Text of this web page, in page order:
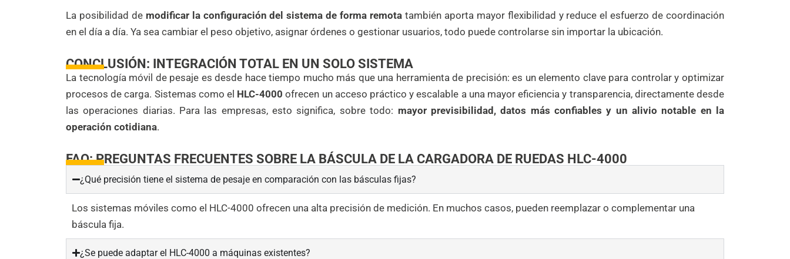
La posibilidad de modificar la configuración del sistema de forma remota también aporta mayor flexibilidad y reduce el esfuerzo de coordinación
en el día a día. Ya sea cambiar el peso objetivo, asignar órdenes o gestionar usuarios, todo puede controlarse sin importar la ubicación.
CONCLUSIÓN: INTEGRACIÓN TOTAL EN UN SOLO SISTEMA
La tecnología móvil de pesaje es desde hace tiempo mucho más que una herramienta de precisión: es un elemento clave para controlar y optimizar
procesos de carga. Sistemas como el HLC-4000 ofrecen un acceso práctico y escalable a una mayor eficiencia y transparencia, directamente desde
las operaciones diarias. Para las empresas, esto significa, sobre todo: mayor previsibilidad, datos más confiables y un alivio notable en la
operación cotidiana.
FAQ: PREGUNTAS FRECUENTES SOBRE LA BÁSCULA DE LA CARGADORA DE RUEDAS HLC-4000
¿Qué precisión tiene el sistema de pesaje en comparación con las básculas fijas?
Los sistemas móviles como el HLC-4000 ofrecen una alta precisión de medición. En muchos casos, pueden reemplazar o complementar una
báscula fija.
¿Se puede adaptar el HLC-4000 a máquinas existentes?